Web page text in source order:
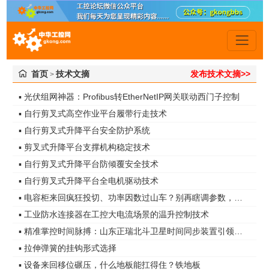
首页 > 技术文摘 发布技术文摘>>
▪ 光伏组网神器：Profibus转EtherNetIP网关联动西门子控制
▪ 自行剪叉式高空作业平台履带行走技术
▪ 自行剪叉式升降平台安全防护系统
▪ 剪叉式升降平台支撑机构稳定技术
▪ 自行剪叉式升降平台防倾覆安全技术
▪ 自行剪叉式升降平台全电机驱动技术
▪ 工业防水连接器在工控大电流场景的温升控制技术
▪ 拉伸弹簧的挂钩形式选择
▪ 设备来回移位碾压，什么地板能扛得住？铁地板